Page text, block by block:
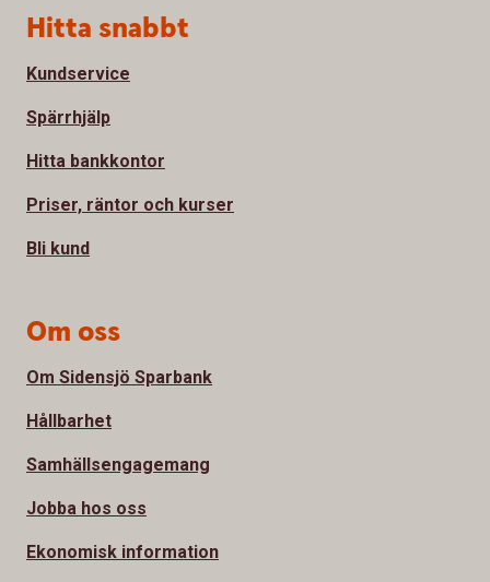
Sidfot
Hitta snabbt
Kundservice
Spärrhjälp
Hitta bankkontor
Priser, räntor och kurser
Bli kund
Om oss
Om Sidensjö Sparbank
Hållbarhet
Samhällsengagemang
Jobba hos oss
Ekonomisk information